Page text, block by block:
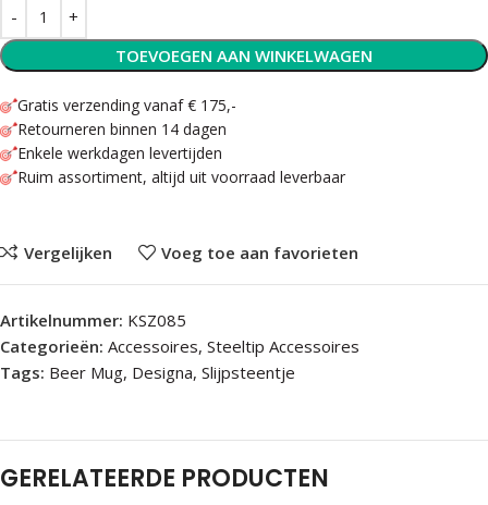
TOEVOEGEN AAN WINKELWAGEN
Gratis verzending vanaf € 175,-
Retourneren binnen 14 dagen
Enkele werkdagen levertijden
Ruim assortiment, altijd uit voorraad leverbaar
Vergelijken Voeg toe aan favorieten
Artikelnummer: KSZ085
Categorieën: Accessoires, Steeltip Accessoires
Tags: Beer Mug, Designa, Slijpsteentje
GERELATEERDE PRODUCTEN